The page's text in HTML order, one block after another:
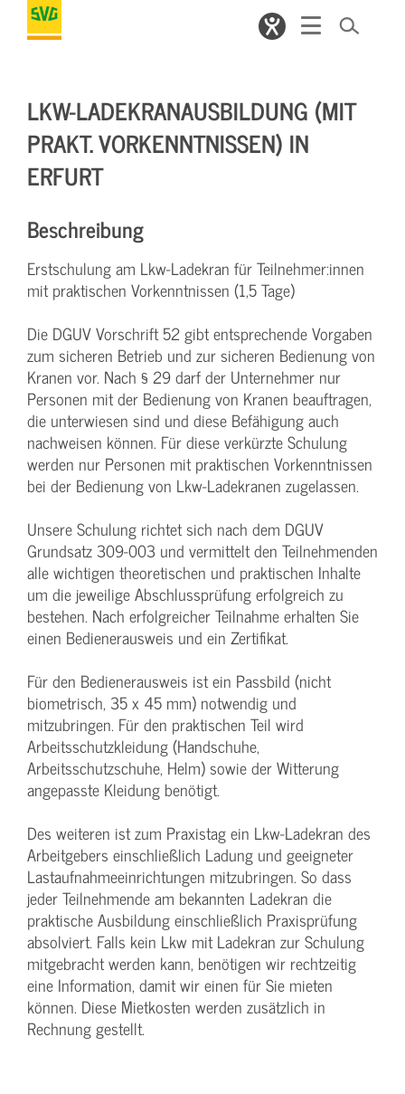
LKW-LADEKRANAUSBILDUNG (MIT
PRAKT. VORKENNTNISSEN) IN
ERFURT
Beschreibung
Erstschulung am Lkw-Ladekran für Teilnehmer:innen
mit praktischen Vorkenntnissen (1,5 Tage)
Die DGUV Vorschrift 52 gibt entsprechende Vorgaben
zum sicheren Betrieb und zur sicheren Bedienung von
Kranen vor. Nach § 29 darf der Unternehmer nur
Personen mit der Bedienung von Kranen beauftragen,
die unterwiesen sind und diese Befähigung auch
nachweisen können. Für diese verkürzte Schulung
werden nur Personen mit praktischen Vorkenntnissen
bei der Bedienung von Lkw-Ladekranen zugelassen.
Unsere Schulung richtet sich nach dem DGUV
Grundsatz 309-003 und vermittelt den Teilnehmenden
alle wichtigen theoretischen und praktischen Inhalte
um die jeweilige Abschlussprüfung erfolgreich zu
bestehen. Nach erfolgreicher Teilnahme erhalten Sie
einen Bedienerausweis und ein Zertifikat.
Für den Bedienerausweis ist ein Passbild (nicht
biometrisch, 35 x 45 mm) notwendig und
mitzubringen. Für den praktischen Teil wird
Arbeitsschutzkleidung (Handschuhe,
Arbeitsschutzschuhe, Helm) sowie der Witterung
angepasste Kleidung benötigt.
Des weiteren ist zum Praxistag ein Lkw-Ladekran des
Arbeitgebers einschließlich Ladung und geeigneter
Lastaufnahmeeinrichtungen mitzubringen. So dass
jeder Teilnehmende am bekannten Ladekran die
praktische Ausbildung einschließlich Praxisprüfung
absolviert. Falls kein Lkw mit Ladekran zur Schulung
mitgebracht werden kann, benötigen wir rechtzeitig
eine Information, damit wir einen für Sie mieten
können. Diese Mietkosten werden zusätzlich in
Rechnung gestellt.